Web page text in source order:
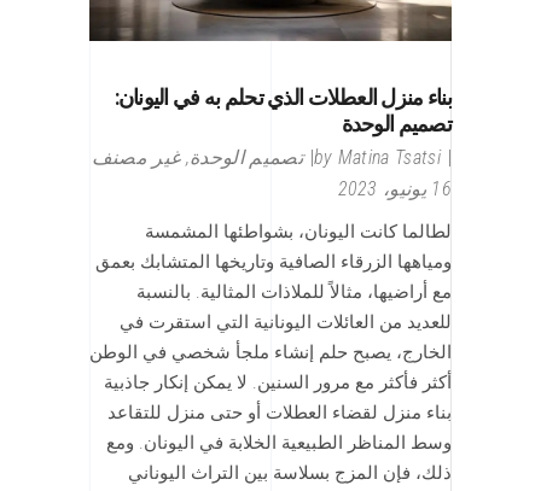
بناء منزل العطلات الذي تحلم به في اليونان:
تصميم الوحدة
by Matina Tsatsi تصميم الوحدة,غير مصنف
16 يونيو، 2023
لطالما كانت اليونان، بشواطئها المشمسة
ومياهها الزرقاء الصافية وتاريخها المتشابك بعمق
مع أراضيها، مثالاً للملاذات المثالية. بالنسبة
للعديد من العائلات اليونانية التي استقرت في
الخارج، يصبح حلم إنشاء ملجأ شخصي في الوطن
أكثر فأكثر مع مرور السنين. لا يمكن إنكار جاذبية
بناء منزل لقضاء العطلات أو حتى منزل للتقاعد
وسط المناظر الطبيعية الخلابة في اليونان. ومع
ذلك، فإن المزج بسلاسة بين التراث اليوناني